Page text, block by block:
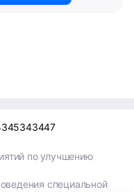
по улучшению
специальной